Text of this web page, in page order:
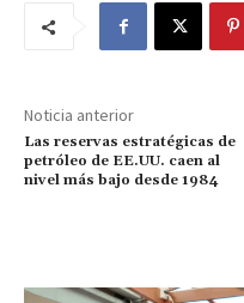
Noticia anterior
Las reservas estratégicas de
petróleo de EE.UU. caen al
nivel más bajo desde 1984